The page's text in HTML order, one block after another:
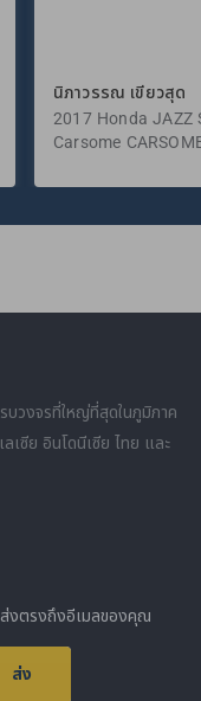
นิภาวรรณ เขียวสุด
2017 Honda JAZZ
Carsome
วงจรที่ใหญ่ที่สุดในภูมิภาค
ลเซีย อินโดนีเซีย ไทย และ
ส่งตรงถึงอีเมลของคุณ
ส่ง